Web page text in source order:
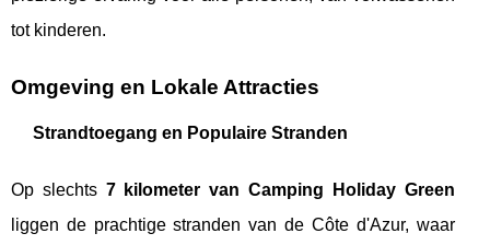
tot kinderen.
Omgeving en Lokale Attracties
Strandtoegang en Populaire Stranden
Op slechts 7 kilometer van Camping Holiday Green
liggen de prachtige stranden van de Côte d'Azur, waar